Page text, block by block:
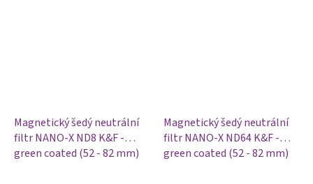
Magnetický šedý neutrální
filtr NANO-X ND8 K&F -
green coated (52 - 82 mm)
Magnetický šedý neutrální
filtr NANO-X ND64 K&F -
green coated (52 - 82 mm)